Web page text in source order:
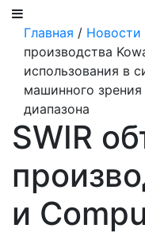
Главная / Новости
производства
использования в
машинного
диапазона
SWIR
и